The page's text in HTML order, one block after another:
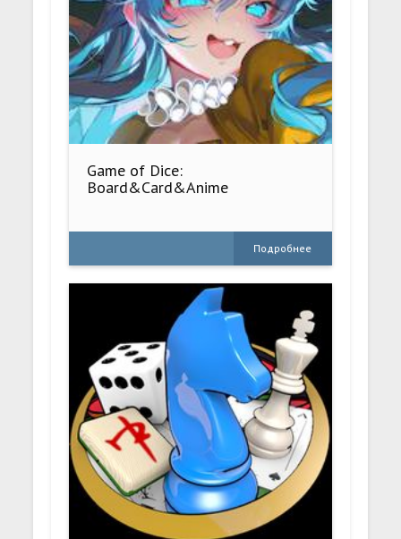
Game of Dice:
Board&Card&Anime
Подробнее